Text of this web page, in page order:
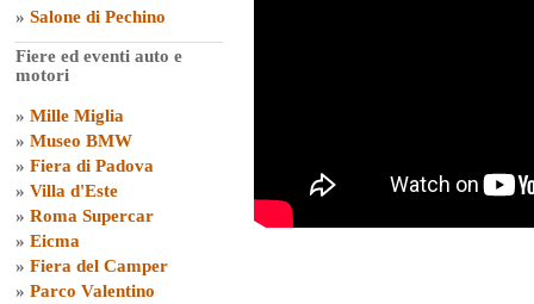
» Salone di Pechino
Fiere ed eventi auto e
motori
» Mille Miglia
» Museo BMW
» Fiera di Padova
» Villa d'Este
» Roma Supercar
» Eicma
» Fiera del Camper
» Parco Valentino